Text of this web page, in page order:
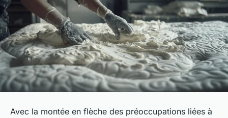
Avec la montée en flèche des préoccupations liées à